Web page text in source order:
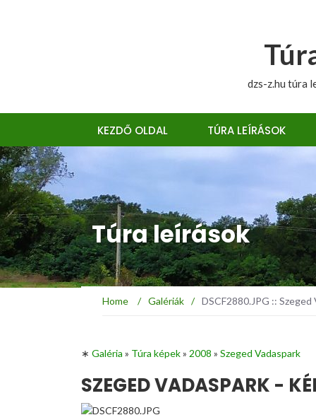
dzs-z.hu túra
KEZDŐ OLDAL TÚRA LEÍRÁSOK
Túra leírások
Home / Galériák / DSCF2880.JPG ::
∗ Galéria » Túra képek» 2008 » Szeged Vadaspark
SZEGED VADASPARK -